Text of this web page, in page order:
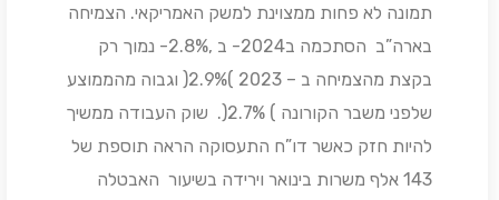
תמונה לא פחות ממצוינת למשק האמריקאי. הצמיחה
בארה”ב הסתכמה ב2024- ב ,2.8%- נמוך רק
בקצת מהצמיחה ב – 2023 )2.9%( וגבוה מהממוצע
שלפני משבר הקורונה ) 2.7%(. שוק העבודה ממשיך
להיות חזק כאשר דו”ח התעסוקה הראה תוספת של
143 אלף משרות בינואר וירידה בשיעור האבטלה